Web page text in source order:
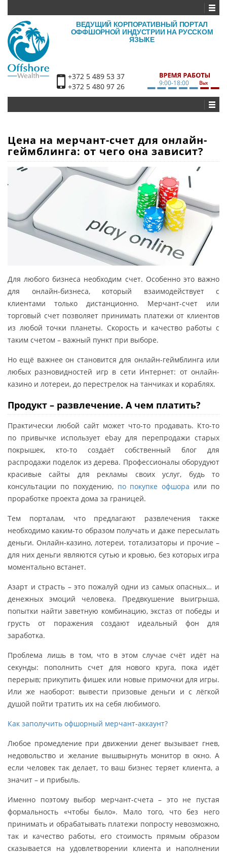
ВЕДУЩИЙ КОРПОРАТИВНЫЙ ПОРТАЛ
ОФФШОРНОЙ ИНДУСТРИИ НА РУССКОМ
ЯЗЫКЕ
+372 5 489 53 37
+372 5 480 97 26
9:00-18:00
Цена на мерчант-счет для онлайн-
геймблинга: от чего она зависит?
Для любого бизнеса необходим счет. Особенно это важно
для онлайн-бизнеса, который взаимодействует с
клиентами только дистанционно. Мерчант-счет или
торговый счет позволяет принимать платежи от клиентов
из любой точки планеты. Скорость и качество работы с
таким счетом – важный пункт при выборе.
Но ещё важнее он становится для онлайн-геймблинга или
любых разновидностей игр в сети Интернет: от онлайн-
казино и лотереи, до перестрелок на танчиках и кораблях.
Продукт – развлечение. А чем платить?
Практически любой сайт может что-то продавать. Кто-то
по привычке использует ebay для перепродажи старых
покрышек, кто-то создаёт собственный блог для
распродажи поделок из дерева. Профессионалы оборудуют
красивые сайты для рекламы своих услуг, будь то
консультации по похудению, по покупке офшора или по
проработке проекта дома за границей.
Тем порталам, что предлагают развлечения также
необходимо каким-то образом получать и даже пересылать
деньги. Онлайн-казино, лотереи, тотализаторы и прочие –
для них деньги являются сутью и кровью, без которых игра
моментально встанет.
Азарт и страсть – это пожалуй одни из самых опасных… и
денежных эмоций человека. Предвкушение выигрыша,
попытки найти заветную комбинацию, экстаз от победы и
грусть от поражения создают идеальный фон для
заработка.
Проблема лишь в том, что в этом случае счёт идёт на
секунды: пополнить счет для нового круга, пока идёт
перерыв; прикупить фишек или новые примочки для игры.
Или же наоборот: вывести призовые деньги и с лёгкой
душой пойти тратить их на себя любимого.
Как заполучить офшорный мерчант-аккаунт?
Любое промедление при движении денег вызывает гнев,
недовольство и желание вышвырнуть монитор в окно. А
если человек так делает, то ваш бизнес теряет клиента, а
значит – и прибыль.
Именно поэтому выбор мерчант-счета – это не пустая
формальность «чтобы было». Мало того, что без него
принимать и обрабатывать платежи попросту невозможно,
так и качество работы, его стоимость прямым образом
сказывается на удовлетворении клиента и наполнении